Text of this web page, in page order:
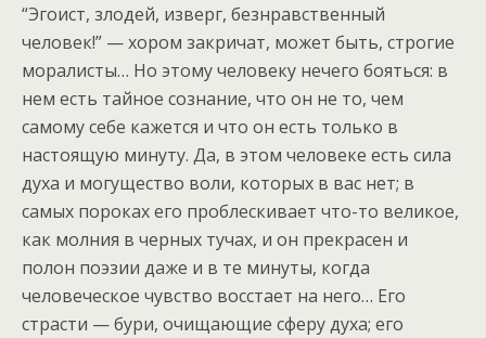
“Эгоист, злодей, изверг, безнравственный
человек!” — хором закричат, может быть, строгие
моралисты… Но этому человеку нечего бояться: в
нем есть тайное сознание, что он не то, чем
самому себе кажется и что он есть только в
настоящую минуту. Да, в этом человеке есть сила
духа и могущество воли, которых в вас нет; в
самых пороках его проблескивает что-то великое,
как молния в черных тучах, и он прекрасен и
полон поэзии даже и в те минуты, когда
человеческое чувство восстает на него… Его
страсти — бури, очищающие сферу духа; его